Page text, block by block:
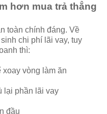
hơn mua trả thẳng
toàn chính đáng. Về
chi phí lãi vay, tuy
thì:
vòng làm ăn
lại phần lãi vay
đầu